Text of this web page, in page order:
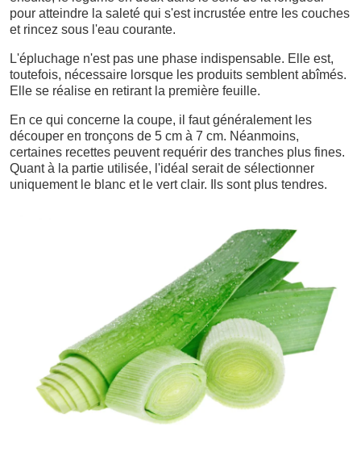
pour atteindre la saleté qui s'est incrustée entre les couches
et rincez sous l'eau courante.
L'épluchage n'est pas une phase indispensable. Elle est,
toutefois, nécessaire lorsque les produits semblent abîmés.
Elle se réalise en retirant la première feuille.
En ce qui concerne la coupe, il faut généralement les
découper en tronçons de 5 cm à 7 cm. Néanmoins,
certaines recettes peuvent requérir des tranches plus fines.
Quant à la partie utilisée, l'idéal serait de sélectionner
uniquement le blanc et le vert clair. Ils sont plus tendres.